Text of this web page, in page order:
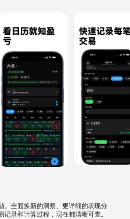
。全面焕新的洞察、更详细的表现分
录和计算过程，现在都清晰可查。